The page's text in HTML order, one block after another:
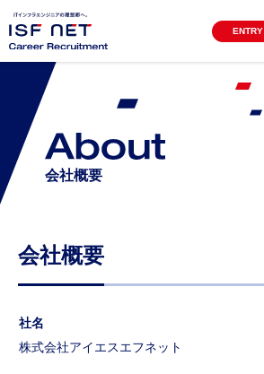
ENTRY
キャリア採用サイトTOP
3分でわかるアイエスエフネット
Project Story
プロジェクトストーリー01
プロジェクトストーリー02
女性活躍推進 自分らしく働き続ける
Interview
インタビュー一覧
会社概要
会社概要
社名
株式会社アイエスエフネット